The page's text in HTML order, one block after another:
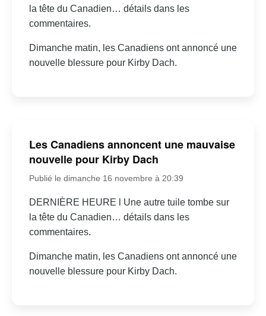
la tête du Canadien… détails dans les
commentaires.
Dimanche matin, les Canadiens ont annoncé une
nouvelle blessure pour Kirby Dach.
Les Canadiens annoncent une mauvaise
nouvelle pour Kirby Dach
Publié le dimanche 16 novembre à 20:39
DERNIÈRE HEURE l Une autre tuile tombe sur
la tête du Canadien… détails dans les
commentaires.
Dimanche matin, les Canadiens ont annoncé une
nouvelle blessure pour Kirby Dach.